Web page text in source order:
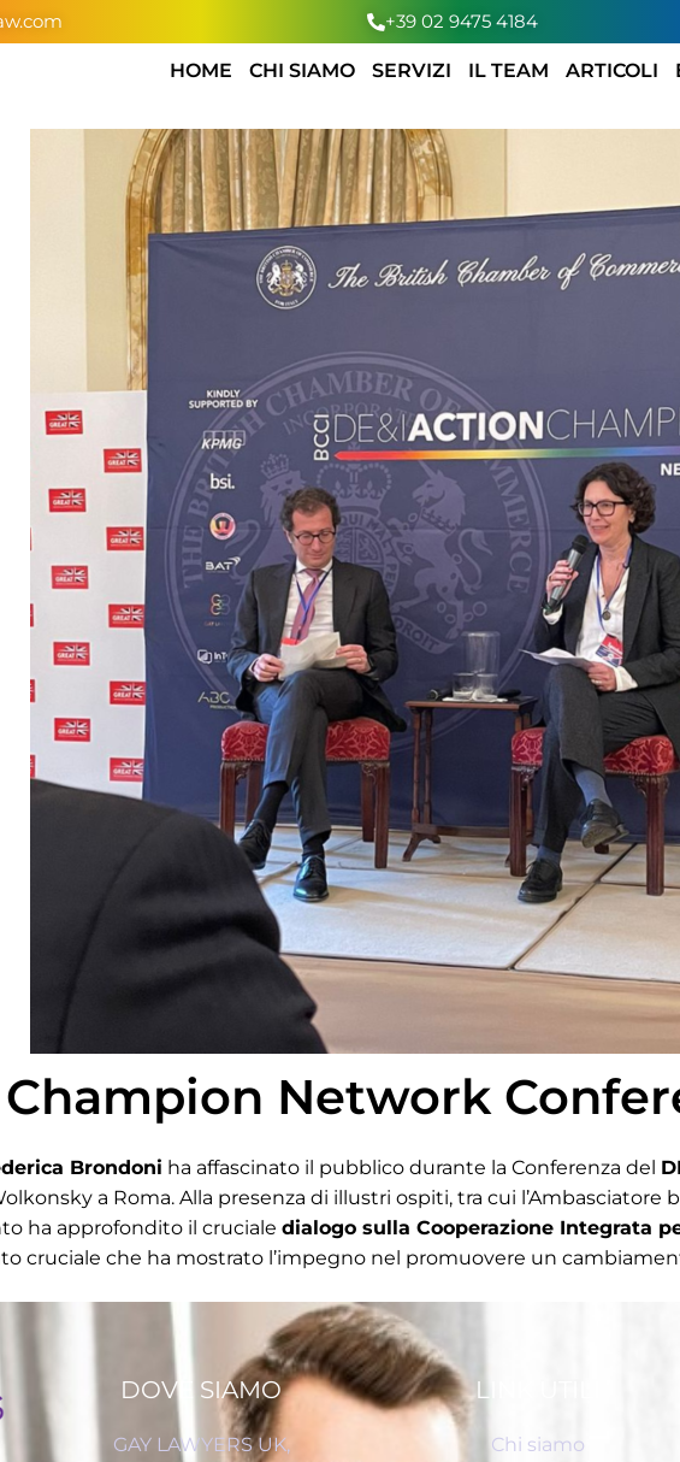
+39 02 9475 4184
HOME CHI SIAMO SERVIZI IL TEAM ARTICOLI
Network
Brondoni ha affascinato il pubblico durante la Conferenza del
a Roma. Alla presenza di illustri ospiti, tra cui l’Ambasciatore
ha approfondito il cruciale dialogo sulla Cooperazione Integrata
cruciale che ha mostrato l’impegno nel promuovere un
DOVE SIAMO
GAY LAWYERS UK,
LINK UTILI
Chi siamo